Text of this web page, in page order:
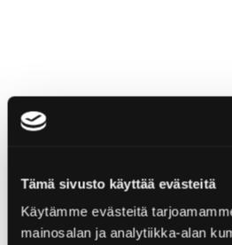
Tämä sivusto käyttää evästeitä
Käytämme evästeitä
mainosalan ja analytiikka-alan